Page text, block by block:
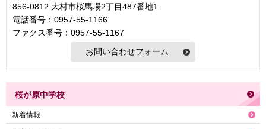
856-0812 大村市桜馬場2丁目487番地1
電話番号：0957-55-1166
ファクス番号：0957-55-1167
桜が原中学校
新着情報